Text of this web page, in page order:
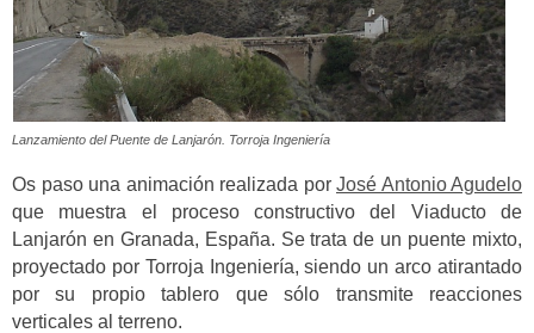
Lanzamiento del Puente de Lanjarón. Torroja Ingeniería
Os paso una animación realizada por José Antonio Agudelo
que muestra el proceso constructivo del Viaducto de
Lanjarón en Granada, España. Se trata de un puente mixto,
proyectado por Torroja Ingeniería, siendo un arco atirantado
por su propio tablero que sólo transmite reacciones
verticales al terreno.